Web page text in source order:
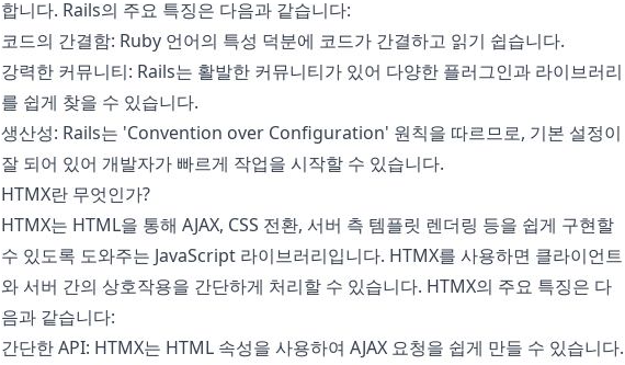
합니다. Rails의 주요 특징은 다음과 같습니다:
코드의 간결함: Ruby 언어의 특성 덕분에 코드가 간결하고 읽기 쉽습니다.
강력한 커뮤니티: Rails는 활발한 커뮤니티가 있어 다양한 플러그인과 라이브러리
를 쉽게 찾을 수 있습니다.
생산성: Rails는 'Convention over Configuration' 원칙을 따르므로, 기본 설정이
잘 되어 있어 개발자가 빠르게 작업을 시작할 수 있습니다.
HTMX란 무엇인가?
HTMX는 HTML을 통해 AJAX, CSS 전환, 서버 측 템플릿 렌더링 등을 쉽게 구현할
수 있도록 도와주는 JavaScript 라이브러리입니다. HTMX를 사용하면 클라이언트
와 서버 간의 상호작용을 간단하게 처리할 수 있습니다. HTMX의 주요 특징은 다
음과 같습니다:
간단한 API: HTMX는 HTML 속성을 사용하여 AJAX 요청을 쉽게 만들 수 있습니다.